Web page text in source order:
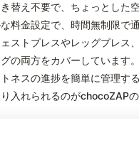
替え不要で、ちょっとし
料金設定で、時間無制限で
ストプレスやレッグプレス
の両方をカバーしています
ネスの進捗を簡単に管理す
入れられるのがchocoZAP